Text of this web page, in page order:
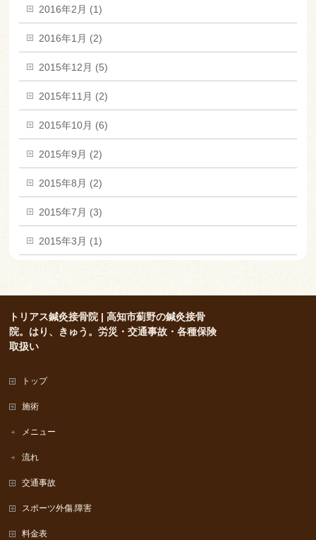
2016年2月 (1)
2016年1月 (2)
2015年12月 (5)
2015年11月 (2)
2015年10月 (6)
2015年9月 (2)
2015年8月 (2)
2015年7月 (3)
2015年3月 (1)
トリアス鍼灸接骨院 | 高知市薊野の鍼灸接骨
院。はり、きゅう。労災・交通事故・各種保険
取扱い
トップ
施術
メニュー
流れ
交通事故
スポーツ外傷.障害
料金表